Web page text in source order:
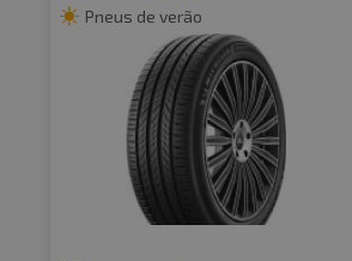
Pneus de verão